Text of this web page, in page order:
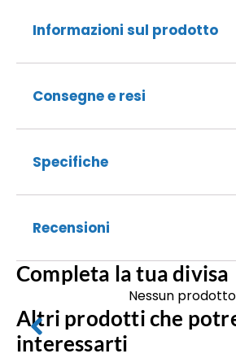
Informazioni sul prodotto
Consegne e resi
Specifiche
Recensioni
Completa la tua divisa
Nessun prodotto
Altri prodotti che
interessarti